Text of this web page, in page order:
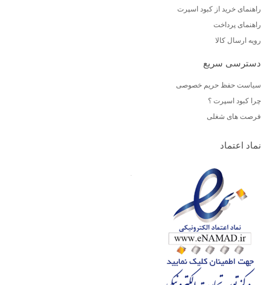
راهنمای خرید از کبود اسپرت
راهنمای پرداخت
رویه ارسال کالا
دسترسی سریع
سیاست حفظ حریم خصوصی
چرا کبود اسپرت ؟
فرصت های شغلی
نماد اعتماد